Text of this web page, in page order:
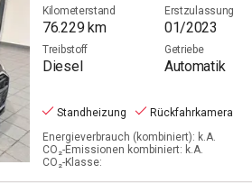
Kilometerstand
76.229km
Erstzulassung
01/2023
Treibstoff
Diesel
Getriebe
Automatik
Standheizung
Rückfahrkamera
Energieverbrauch (kombiniert): k.A.
CO₂-Emissionen kombiniert: k.A.
CO₂-Klasse: